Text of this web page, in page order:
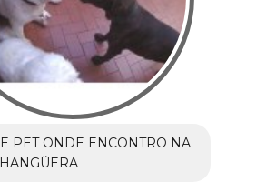
PET ONDE ENCONTRO NA